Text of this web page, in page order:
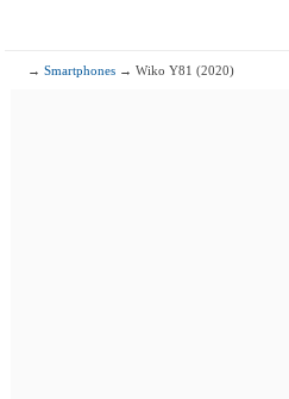
→Smartphones → Wiko Y81 (2020)